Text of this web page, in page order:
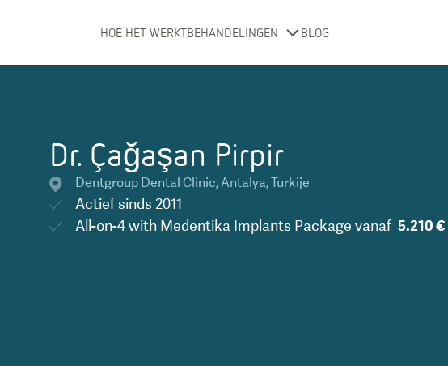
HOE HET WERKTBEHANDELINGEN BLOG
Dr. Çağaşan Pirpir
Dentgroup Dental Clinic,Antalya,Turkije
Actief sinds 2011
All-on-4 with Medentika Implants Package vanaf 5.210 €